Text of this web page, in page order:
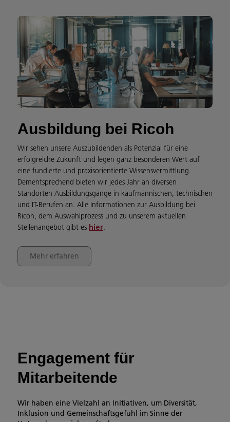
Ausbildung bei Ricoh
Wir sehen unsere Auszubildenden als Potenzial für eine
erfolgreiche Zukunft und legen ganz besonderen Wert auf
eine fundierte und praxisorientierte Wissensvermittlung.
Dementsprechend bieten wir jedes Jahr an diversen
Standorten Ausbildungsgänge in kaufmännischen, technischen
und IT-Berufen an. Alle Informationen zur Ausbildung bei
Ricoh, dem Auswahlprozess und zu unserem aktuellen
Stellenangebot gibt es hier.
Mehr erfahren
Engagement für
Mitarbeitende
Wir haben eine Vielzahl an Initiativen, um Diversität,
Inklusion und Gemeinschaftsgefühl im Sinne der